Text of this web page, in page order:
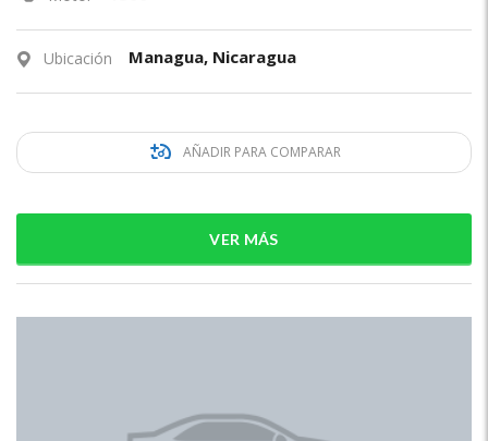
Ubicación Managua, Nicaragua
AÑADIR PARA COMPARAR
VER MÁS